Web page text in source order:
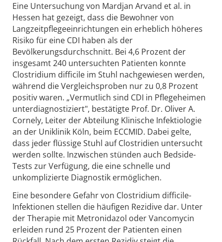
Eine Untersuchung von Mardjan Arvand et al. in
Hessen hat gezeigt, dass die Bewohner von
Langzeitpflegeeinrichtungen ein erheblich höheres
Risiko für eine CDI haben als der
Bevölkerungsdurchschnitt. Bei 4,6 Prozent der
insgesamt 240 untersuchten Patienten konnte
Clostridium difficile im Stuhl nachgewiesen werden,
während die Vergleichsproben nur zu 0,8 Prozent
positiv waren. „Vermutlich sind CDI in Pflegeheimen
unterdiagnostiziert", bestätigte Prof. Dr. Oliver A.
Cornely, Leiter der Abteilung Klinische Infektiologie
an der Uniklinik Köln, beim ECCMID. Dabei gelte,
dass jeder flüssige Stuhl auf Clostridien untersucht
werden sollte. Inzwischen stünden auch Bedside-
Tests zur Verfügung, die eine schnelle und
unkomplizierte Diagnostik ermöglichen.
Eine besondere Gefahr von Clostridium difficile-
Infektionen stellen die häufigen Rezidive dar. Unter
der Therapie mit Metronidazol oder Vancomycin
erleiden rund 25 Prozent der Patienten einen